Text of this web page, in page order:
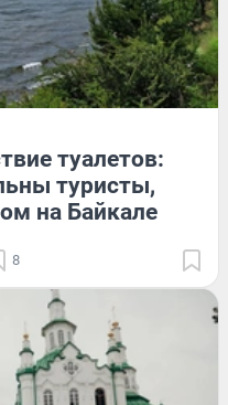
туалетов:
туристы,
на Байкале
8